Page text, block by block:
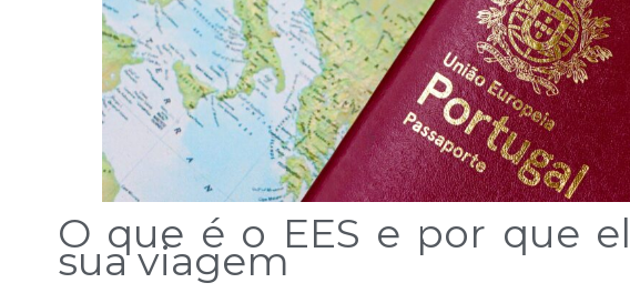
O que é o EES e por que
sua viagem